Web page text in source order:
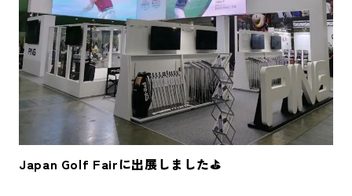
Japan Golf Fairに出展しました⛳